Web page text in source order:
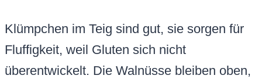
Klümpchen im Teig sind gut, sie sorgen für
Fluffigkeit, weil Gluten sich nicht
überentwickelt. Die Walnüsse bleiben oben,